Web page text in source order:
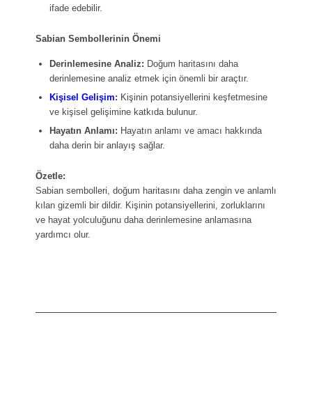
ifade edebilir.
Sabian Sembollerinin Önemi
Derinlemesine Analiz: Doğum haritasını daha
derinlemesine analiz etmek için önemli bir araçtır.
Kişisel Gelişim: Kişinin potansiyellerini keşfetmesine
ve kişisel gelişimine katkıda bulunur.
Hayatın Anlamı: Hayatın anlamı ve amacı hakkında
daha derin bir anlayış sağlar.
Özetle:
Sabian sembolleri, doğum haritasını daha zengin ve anlamlı
kılan gizemli bir dildir. Kişinin potansiyellerini, zorluklarını
ve hayat yolculuğunu daha derinlemesine anlamasına
yardımcı olur.